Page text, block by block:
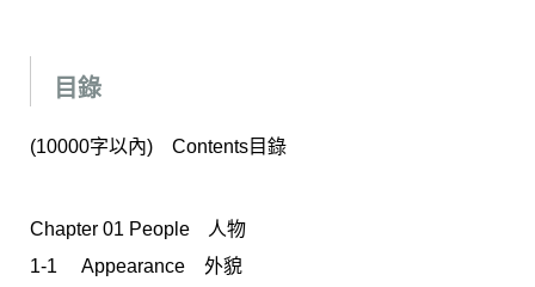
目錄
(10000字以內) Contents目錄
Chapter 01 Peopleﾠ人物
1-1 Appearance 外貌